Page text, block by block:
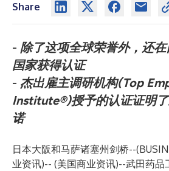
Share
- 除了这项全球荣誉外，还
国家获得认证
- 杰出雇主调研机构(Top
Institute®)授予的认证证明
诺
日本大阪和马萨诸塞州剑桥--(
业资讯)-- (美国商业资讯)--武田药品